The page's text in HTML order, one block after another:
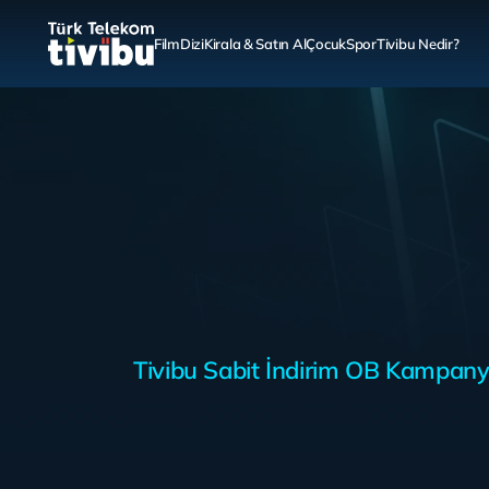
FilmDiziKirala & Satın AlÇocukSporTivibu Nedir?
Tivibu Sabit İndirim OB